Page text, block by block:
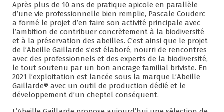
Après plus de 10 ans de pratique apicole en parallèle
d’une vie professionnelle bien remplie, Pascale Couderc
a formé le projet d’en faire son activité principale avec
l’ambition de contribuer concrètement à la biodiversité
et à la préservation des abeilles. C’est ainsi que le projet
de l’Abeille Gaillarde s’est élaboré, nourri de rencontres
avec des professionnels et des experts de la biodiversité,
le tout soutenu par un bon ancrage familial briviste. En
2021 l’exploitation est lancée sous la marque L’Abeille
Gaillarde® avec un outil de production dédié et le
développement d’un cheptel conséquent.